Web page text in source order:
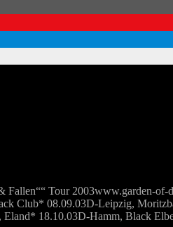
Tour 2003www.garden-of-
Club* 08.09.03D-Leipzig,
18.10.03D-Hamm, Black